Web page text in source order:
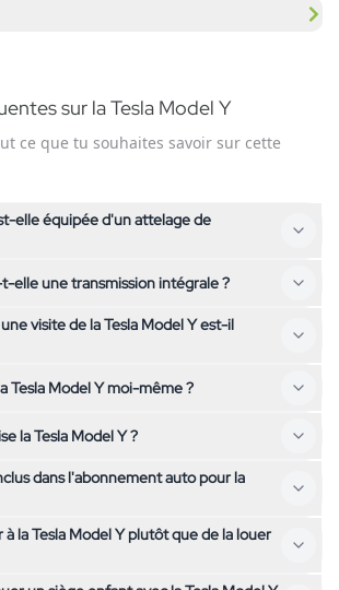
sur la Tesla Model Y
ce que tu souhaites savoir sur cette
elle équipée d'un attelage de
Y n'est pas équipée d'un attelage de
d'un attelage, contacte-nous – nous
véhicule adapté.
t-elle une transmission intégrale ?
Y a une traction avant. Si tu cherches un
visite de la Tesla Model Y est-il
Tesla Model Y est possible sur rendez-
Tesla Model Y moi-même ?
la Tesla Model Y est simple : choisis ton
la durée souhaités. Tu peux voir le prix
directement sur la page. Tous les
la Tesla Model Y ?
au Électrique. Tu bénéficies de
dans l'abonnement auto pour la
pour la Tesla Model Y comprend tout :
la Tesla Model Y plutôt que de la louer